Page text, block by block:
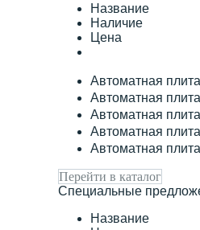
Название
Наличие
Цена
Автоматная
Автоматная
Автоматная
Автоматная
Автоматная
Перейти в каталог
Специальные
Название